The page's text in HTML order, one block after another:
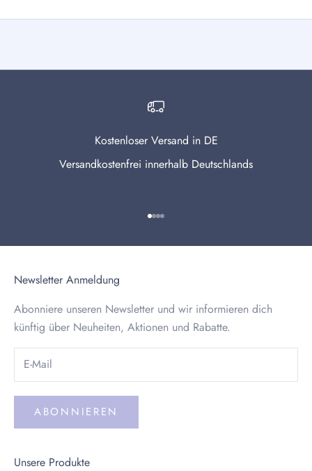
Kostenloser Versand in DE
Versandkostenfrei innerhalb Deutschlands
Gehe zu Element 1
Gehe zu Element 2
Gehe zu Element 3
Gehe zu Element 4
Newsletter Anmeldung
Abonniere unseren Newsletter und wir informieren dich
künftig über Neuheiten, Aktionen und Rabatte.
ABONNIEREN
Unsere Produkte